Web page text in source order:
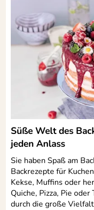
Süße Welt des
jeden Anlass
Sie haben Spaß am
Backrezepte für
Kekse, Muffins oder
Quiche, Pizza, Pie
durch die große